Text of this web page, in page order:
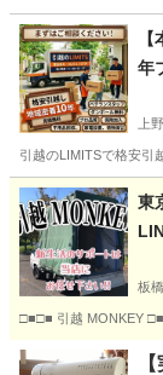
東京 文京区
年
上
引越のLIMITSで格安引
東京 台東区
東
板
□■□■ 引越 MONKEY
板橋区